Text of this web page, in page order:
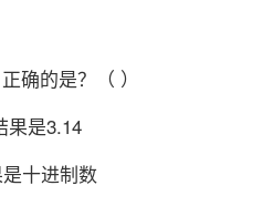
确的是？（ ）
果是3.14
十进制数